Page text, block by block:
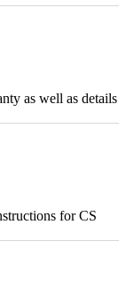
as well as details
for CS